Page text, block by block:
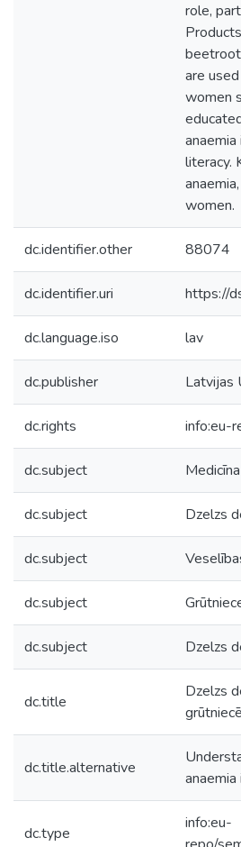
role,
are
women
anaemia
literacy.
women.
dc.identifier.other 88074
dc.identifier.uri https://
dc.language.iso lav
dc.publisher Latvijas
dc.rights info:eu-
dc.subject Medicīna
dc.subject Dzelzs
dc.subject
dc.subject
dc.subject Dzelzs
dc.title
Dzelzs
dc.title.alternative
dc.type
info:eu-